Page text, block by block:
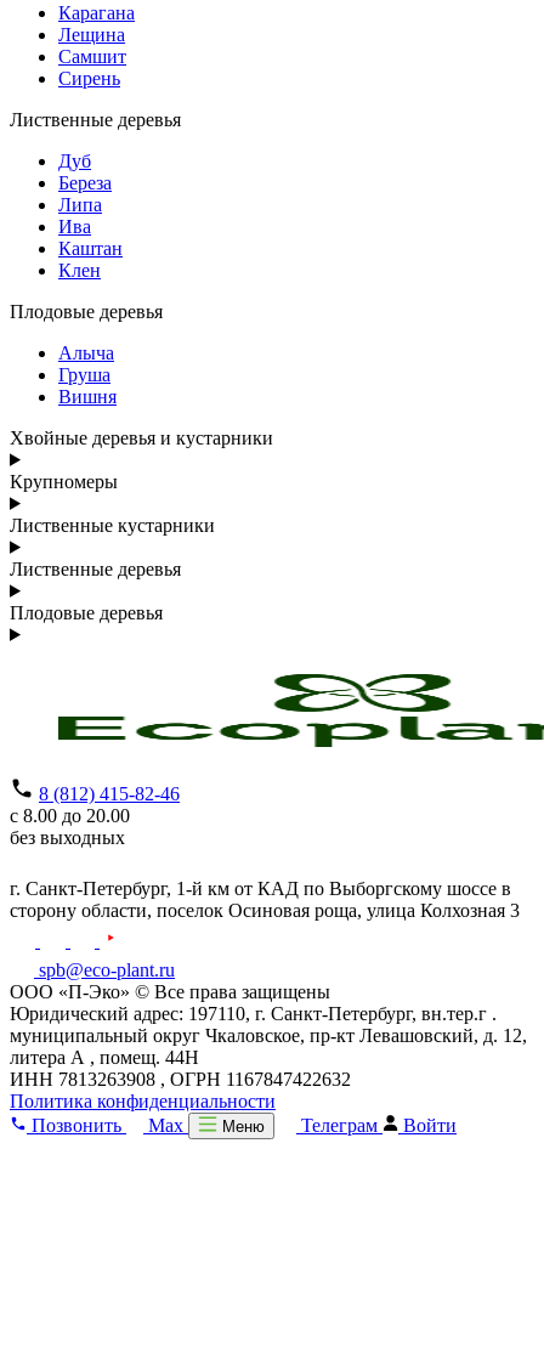
Карагана
Лещина
Самшит
Сирень
Лиственные деревья
Дуб
Береза
Липа
Ива
Каштан
Клен
Плодовые деревья
Алыча
Груша
Вишня
Хвойные деревья и кустарники
Крупномеры
Лиственные кустарники
Лиственные деревья
Плодовые деревья
8 (812) 415-82-46
с 8.00 до 20.00
без выходных
г. Санкт-Петербург, 1-й км от КАД по Выборгскому шоссе в
сторону области, поселок Осиновая роща, улица Колхозная 3
spb@eco-plant.ru
ООО «П-Эко» © Все права защищены
Юридический адрес: 197110, г. Санкт-Петербург, вн.тер.г .
муниципальный округ Чкаловское, пр-кт Левашовский, д. 12,
литера А , помещ. 44Н
ИНН 7813263908 , ОГРН 1167847422632
Политика конфиденциальности
Позвонить
Max Меню Телеграм Войти